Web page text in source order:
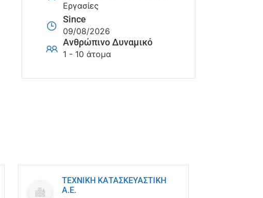
Εργασίες
Since
09/08/2026
Ανθρώπινο Δυναμικό
1 - 10 άτομα
ΤΕΧΝΙΚΗ ΚΑΤΑΣΚΕΥΑΣΤΙΚΗ
Α.Ε.